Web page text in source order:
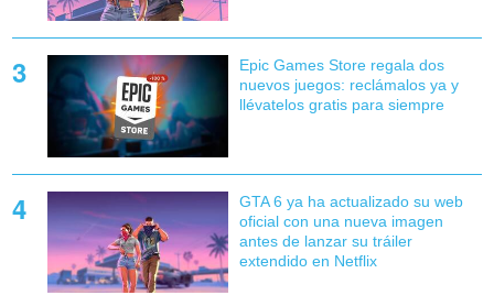
Epic Games Store regala dos
nuevos juegos: reclámalos ya y
llévatelos gratis para siempre
GTA 6 ya ha actualizado su web
oficial con una nueva imagen
antes de lanzar su tráiler
extendido en Netflix